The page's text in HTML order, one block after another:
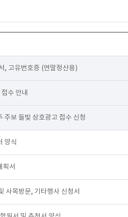
, 고유번호증 (연말정산용)
수 안내
주보 들빛 상호광고 접수 신청
양식
획서
사목방문, 기타행사 신청서